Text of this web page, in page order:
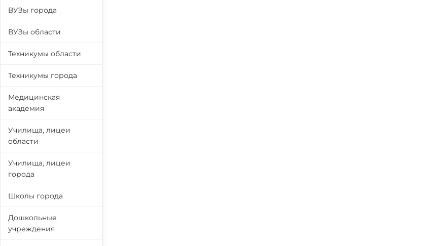
ВУЗы города
ВУЗы области
Техникумы области
Техникумы города
Медицинская
академия
Училища, лицеи
области
Училища, лицеи
города
Школы города
Дошкольные
учреждения